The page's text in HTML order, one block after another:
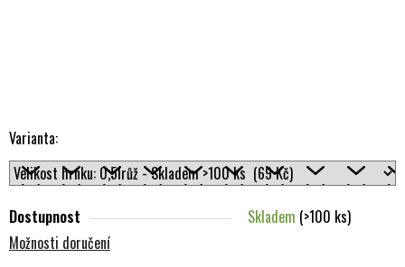
Varianta:
Dostupnost Skladem (>100 ks)
Možnosti doručení